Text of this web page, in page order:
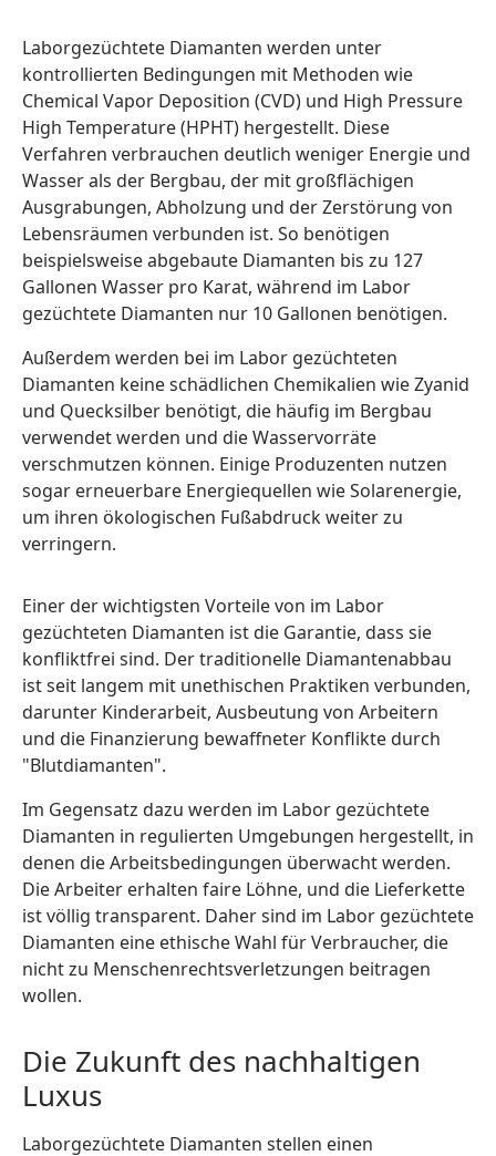
Laborgezüchtete Diamanten werden unter
kontrollierten Bedingungen mit Methoden wie
Chemical Vapor Deposition (CVD) und High Pressure
High Temperature (HPHT) hergestellt. Diese
Verfahren verbrauchen deutlich weniger Energie und
Wasser als der Bergbau, der mit großflächigen
Ausgrabungen, Abholzung und der Zerstörung von
Lebensräumen verbunden ist. So benötigen
beispielsweise abgebaute Diamanten bis zu 127
Gallonen Wasser pro Karat, während im Labor
gezüchtete Diamanten nur 10 Gallonen benötigen.
Außerdem werden bei im Labor gezüchteten
Diamanten keine schädlichen Chemikalien wie Zyanid
und Quecksilber benötigt, die häufig im Bergbau
verwendet werden und die Wasservorräte
verschmutzen können. Einige Produzenten nutzen
sogar erneuerbare Energiequellen wie Solarenergie,
um ihren ökologischen Fußabdruck weiter zu
verringern.
Einer der wichtigsten Vorteile von im Labor
gezüchteten Diamanten ist die Garantie, dass sie
konfliktfrei sind. Der traditionelle Diamantenabbau
ist seit langem mit unethischen Praktiken verbunden,
darunter Kinderarbeit, Ausbeutung von Arbeitern
und die Finanzierung bewaffneter Konflikte durch
"Blutdiamanten".
Im Gegensatz dazu werden im Labor gezüchtete
Diamanten in regulierten Umgebungen hergestellt, in
denen die Arbeitsbedingungen überwacht werden.
Die Arbeiter erhalten faire Löhne, und die Lieferkette
ist völlig transparent. Daher sind im Labor gezüchtete
Diamanten eine ethische Wahl für Verbraucher, die
nicht zu Menschenrechtsverletzungen beitragen
wollen.
Die Zukunft des nachhaltigen
Luxus
Laborgezüchtete Diamanten stellen einen